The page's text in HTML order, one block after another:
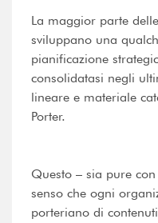
La maggior parte
sviluppano una
pianificazione
consolidatasi negli
lineare e materiale
Porter.
Questo – sia pure
senso che ogni
porteriano di